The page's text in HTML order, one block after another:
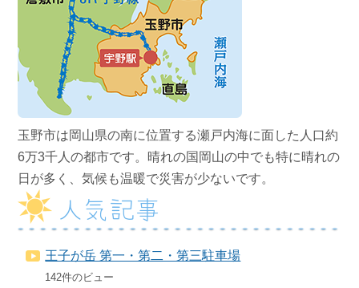
玉野市は岡山県の南に位置する瀬戸内海に面した人口約
6万3千人の都市です。晴れの国岡山の中でも特に晴れの
日が多く、気候も温暖で災害が少ないです。
人気記事
王子が岳 第一・第二・第三駐車場
142件のビュー